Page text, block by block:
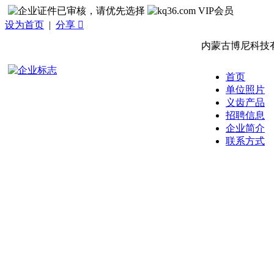
设为首页 | 分享 
内蒙古博尼科技
首页
单位照片
义齿产品
招聘信息
企业简介
联系方式